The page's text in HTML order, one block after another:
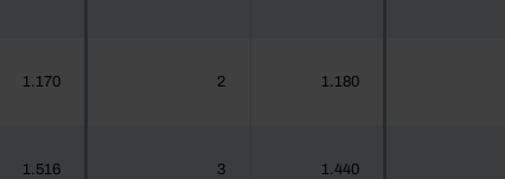
1.170 2 1.180
1.516 3 1.440